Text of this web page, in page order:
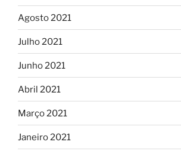
Agosto 2021
Julho 2021
Junho 2021
Abril 2021
Março 2021
Janeiro 2021